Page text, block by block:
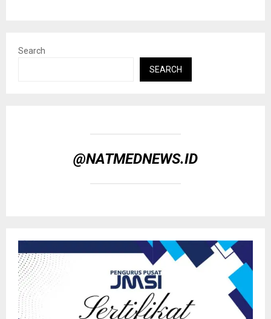
Search
SEARCH
@NATMEDNEWS.ID